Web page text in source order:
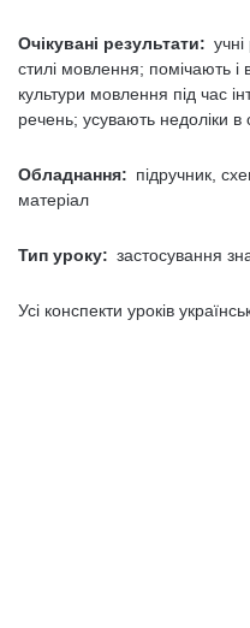
Очікувані результати:
стилі мовлення; помічають
культури мовлення під час
речень; усувають недоліки в
Обладнання: підручник,
матеріал
Тип уроку: застосування
Усі конспекти уроків